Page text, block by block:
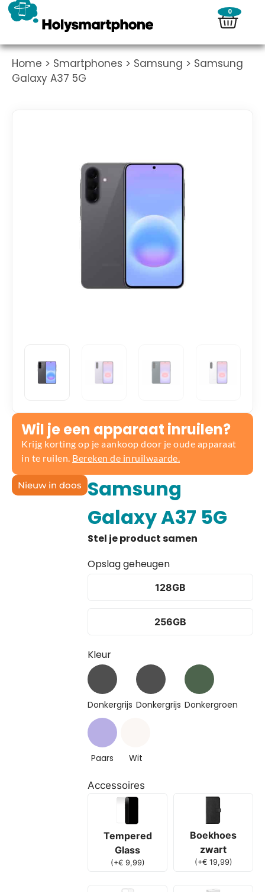
0
Home > Smartphones > Samsung > Samsung
Galaxy A37 5G
Wil je een apparaat inruilen?
Krijg korting op je aankoop door je oude apparaat
in te ruilen. Bereken de inruilwaarde.
Nieuw in doos
Samsung
Galaxy A37 5G
Opslag geheugen
128GB
256GB
Kleur
Donkergrijs Donkergrijs Donkergroen
Paars Wit
Accessoires
Tempered
Glass
(+€9,99)
Boekhoes
zwart
(+€19,99)